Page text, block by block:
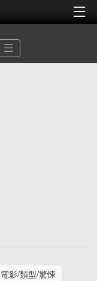
電影/類型/驚悚